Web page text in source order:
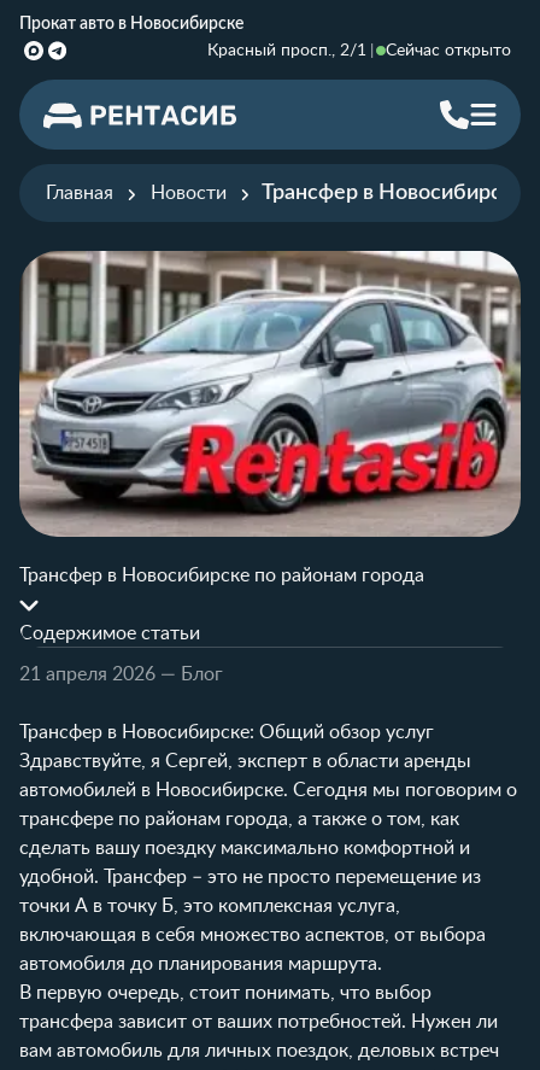
Прокат авто в Новосибирске
Красный просп., 2/1
Сейчас открыто
Главная Новости Трансфер в Новосибирске
Трансфер в Новосибирске по районам города
Содержимое статьи
21 апреля 2026 — Блог
Трансфер в Новосибирске: Общий обзор услуг
Здравствуйте, я Сергей, эксперт в области аренды
автомобилей в Новосибирске. Сегодня мы поговорим о
трансфере по районам города, а также о том, как
сделать вашу поездку максимально комфортной и
удобной. Трансфер – это не просто перемещение из
точки А в точку Б, это комплексная услуга,
включающая в себя множество аспектов, от выбора
автомобиля до планирования маршрута.
В первую очередь, стоит понимать, что выбор
трансфера зависит от ваших потребностей. Нужен ли
вам автомобиль для личных поездок, деловых встреч